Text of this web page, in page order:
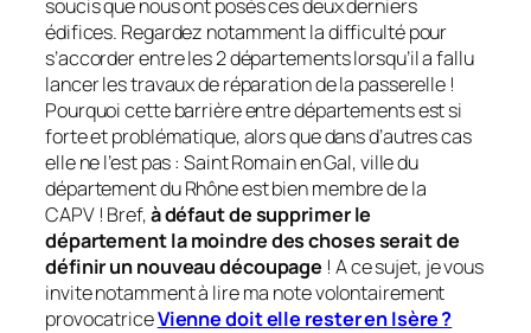
soucis que nous ont posés ces deux derniers
édifices. Regardez notamment la difficulté pour
s’accorder entre les 2 départements lorsqu’il a fallu
lancer les travaux de réparation de la passerelle !
Pourquoi cette barrière entre départements est si
forte et problématique, alors que dans d’autres cas
elle ne l’est pas : Saint Romain en Gal, ville du
département du Rhône est bien membre de la
CAPV ! Bref,à défaut de supprimer le
département la moindre des choses serait de
définir un nouveau découpage ! A ce sujet, je vous
invite notamment à lire ma note volontairement
provocatriceVienne doit elle rester en Isère ?